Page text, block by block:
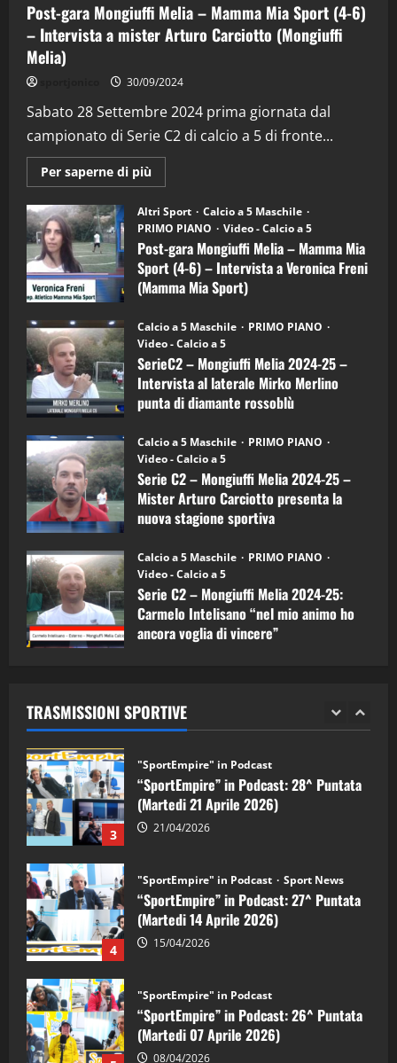
Post-gara Mongiuffi Melia – Mamma Mia Sport (4-6)
– Intervista a mister Arturo Carciotto (Mongiuffi
Melia)
30/09/2024
Sabato 28 Settembre 2024 prima giornata dal
campionato di Serie C2 di calcio a 5 di fronte...
Per saperne di più
informazioni
Post-
gara
Mongiuffi
Melia
–
Mamma
Mia
Sport
6)
–
Intervista
a
mister
Arturo
Carciotto
(Mongiuffi
Altri Sport
Calcio a 5 Maschile
PRIMO PIANO
Video - Calcio a 5
Post-gara Mongiuffi Melia – Mamma Mia
Sport (4-6) – Intervista a Veronica Freni
(Mamma Mia Sport)
Calcio a 5 Maschile
PRIMO PIANO
Video - Calcio a 5
SerieC2 – Mongiuffi Melia 2024-25 –
Intervista al laterale Mirko Merlino
punta di diamante rossoblù
Calcio a 5 Maschile
PRIMO PIANO
Video - Calcio a 5
Serie C2 – Mongiuffi Melia 2024-25 –
Mister Arturo Carciotto presenta la
nuova stagione sportiva
Calcio a 5 Maschile
PRIMO PIANO
Video - Calcio a 5
Serie C2 – Mongiuffi Melia 2024-25:
Carmelo Intelisano “nel mio animo ho
ancora voglia di vincere”
TRASMISSIONI SPORTIVE
2
“SportEmpire” in Podcast: 29^ Puntata
(Martedi 28 Aprile 2026)
28/04/2026
3
"SportEmpire" in Podcast
“SportEmpire” in Podcast: 28^ Puntata
(Martedi 21 Aprile 2026)
21/04/2026
4
“SportEmpire” in Podcast: 27^ Puntata
(Martedi 14 Aprile 2026)
15/04/2026
5
“SportEmpire” in Podcast: 26^ Puntata
(Martedi 07 Aprile 2026)
08/04/2026
1
“SportEmpire” in Podcast: 30^ Puntata
(Martedi 05 Maggio 2026)
08/05/2026
2 28/04/2026
3
"SportEmpire" in Podcast
“SportEmpire” in Podcast: 28^ Puntata
(Martedi 21 Aprile 2026)
21/04/2026
4
"SportEmpire" in Podcast Sport News
“SportEmpire” in Podcast: 27^ Puntata
(Martedi 14 Aprile 2026)
15/04/2026
"SportEmpire" in Podcast
“SportEmpire” in Podcast: 26^ Puntata
(Martedi 07 Aprile 2026)
08/04/2026